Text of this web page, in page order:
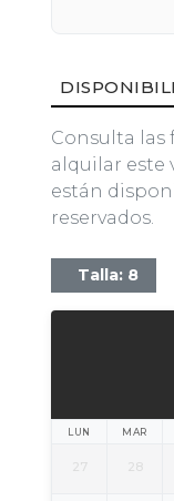
Consulta las
alquilar este
están
reservados.
Talla: 8
LUN MAR
27 28